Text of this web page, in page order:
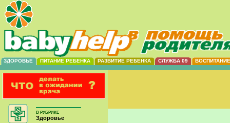
ЗДОРОВЬЕ ПИТАНИЕ РЕБЕНКА РАЗВИТИЕ РЕБЕНКА СЛУЖБА 09 ВОСПИТАНИЕ
В РУБРИКЕ
Здоровье